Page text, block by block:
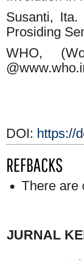
Susanti, Ita.
Prosiding
WHO,
DOI: https://
REFBACKS
There are
JURNAL